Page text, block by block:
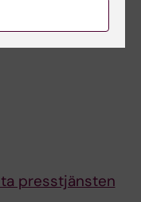
presstjänsten